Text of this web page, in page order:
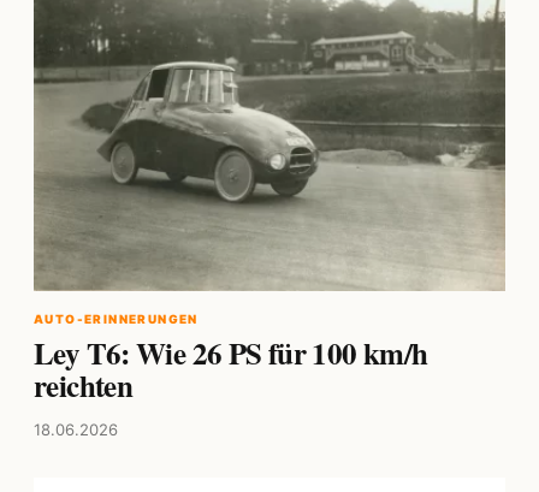
AUTO-ERINNERUNGEN
Ley T6: Wie 26 PS für 100 km/h
reichten
18.06.2026